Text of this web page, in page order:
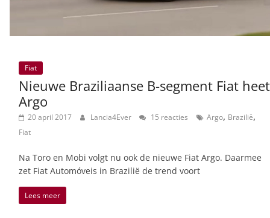
Fiat
Nieuwe Braziliaanse B-segment Fiat heet
Argo
20 april 2017 Lancia4Ever 15 reacties Argo, Brazilië,
Fiat
Na Toro en Mobi volgt nu ook de nieuwe Fiat Argo. Daarmee
zet Fiat Automóveis in Brazilië de trend voort
Lees meer